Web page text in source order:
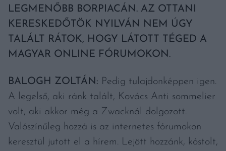
LEGMENŐBB BORPIACÁN. AZ OTTANI
KERESKEDŐTÖK NYILVÁN NEM ÚGY
TALÁLT RÁTOK, HOGY LÁTOTT TÉGED A
MAGYAR ONLINE FÓRUMOKON.
BALOGH ZOLTÁN: Pedig tulajdonképpen igen.
A legelső, aki ránk talált, Kovács Anti sommelier
volt, aki akkor még a Zwacknál dolgozott.
Valószínűleg hozzá is az internetes fórumokon
keresztül jutott el a hírem. Lejött hozzánk, kóstolt,